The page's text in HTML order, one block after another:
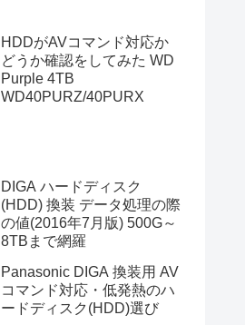
HDDがAVコマンド対応か
どうか確認をしてみた WD
Purple 4TB
WD40PURZ/40PURX
DIGA ハードディスク
(HDD) 換装 データ処理の際
の値(2016年7月版) 500G～
8TBまで網羅
Panasonic DIGA 換装用 AV
コマンド対応・低発熱のハ
ードディスク(HDD)選び